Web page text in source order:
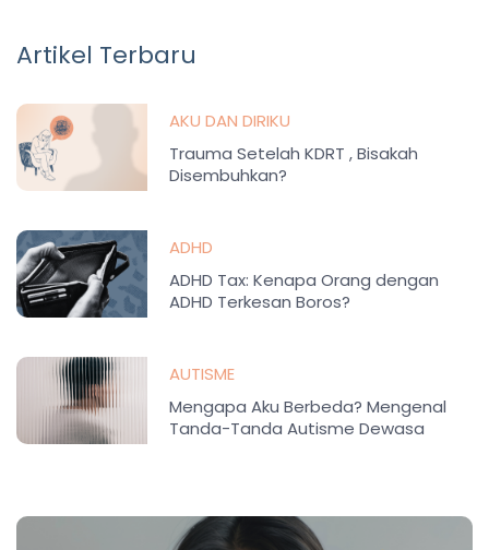
Artikel Terbaru
AKU DAN DIRIKU
Trauma Setelah KDRT , Bisakah
Disembuhkan?
ADHD
ADHD Tax: Kenapa Orang dengan
ADHD Terkesan Boros?
AUTISME
Mengapa Aku Berbeda? Mengenal
Tanda-Tanda Autisme Dewasa